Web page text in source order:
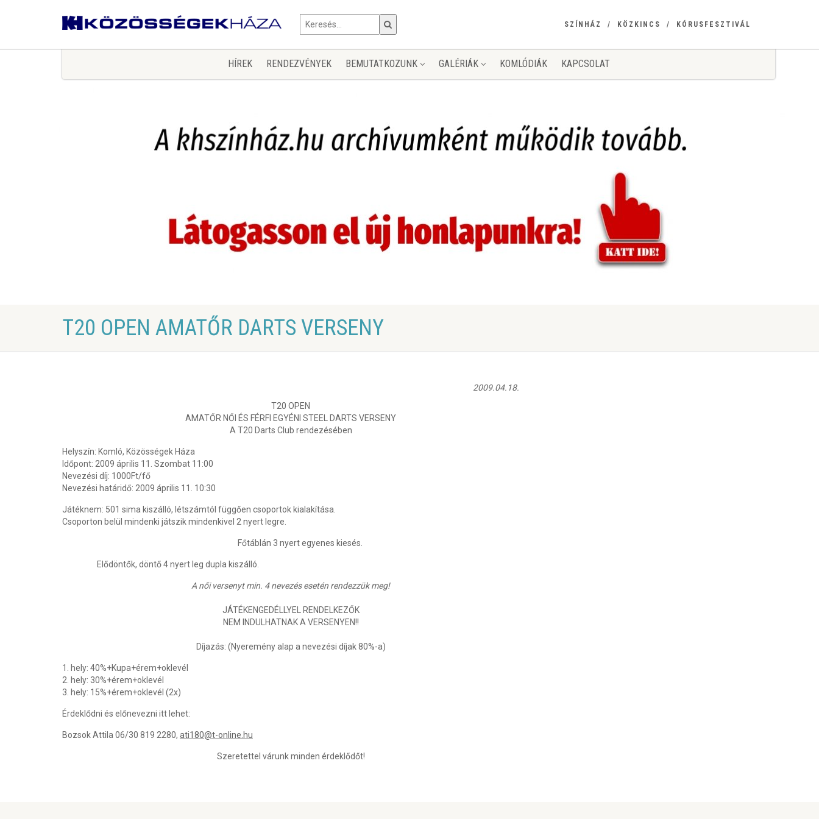
SZÍNHÁZ KÖZKINCS KÓRUSFESZTIVÁL
HÍREK RENDEZVÉNYEK BEMUTATKOZUNK GALÉRIÁK KOMLÓDIÁK KAPCSOLAT
T20 OPEN AMATŐR DARTS VERSENY
2009.04.18.
T20 OPEN
AMATŐR NŐI ÉS FÉRFI EGYÉNI STEEL DARTS VERSENY
A T20 Darts Club rendezésében
Helyszín: Komló, Közösségek Háza
Időpont: 2009 április 11. Szombat 11:00
Nevezési díj: 1000Ft/fő
Nevezési határidő: 2009 április 11. 10:30
Játéknem: 501 sima kiszálló, létszámtól függően csoportok kialakítása.
Csoporton belül mindenki játszik mindenkivel 2 nyert legre.
Főtáblán 3 nyert egyenes kiesés.
Elődöntők, döntő 4 nyert leg dupla kiszálló.
A női versenyt min. 4 nevezés esetén rendezzük meg!
JÁTÉKENGEDÉLLYEL RENDELKEZŐK
NEM INDULHATNAK A VERSENYEN!!
Díjazás: (Nyeremény alap a nevezési díjak 80%-a)
1. hely: 40%+Kupa+érem+oklevél
2. hely: 30%+érem+oklevél
3. hely: 15%+érem+oklevél (2x)
Érdeklődni és előnevezni itt lehet:
Bozsok Attila 06/30 819 2280, ati180@t-online.hu
Szeretettel várunk minden érdeklődőt!